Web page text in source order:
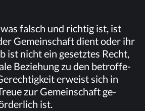
falsch und rich­tig ist, ist
Ge­mein­schaft dient oder ihr
ist nicht ein ge­setz­tes Recht,
Be­zie­hung zu den be­trof­fe­
er­weist sich in
zur Ge­mein­schaft ge­
ist.